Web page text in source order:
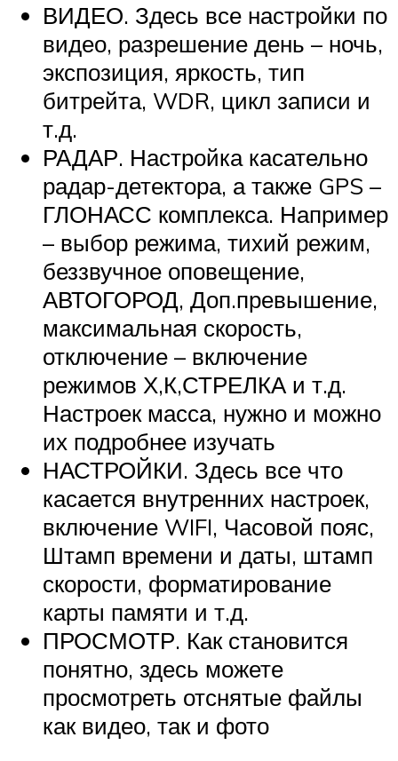
ВИДЕО. Здесь все настройки по
видео, разрешение день – ночь,
экспозиция, яркость, тип
битрейта, WDR, цикл записи и
т.д.
РАДАР. Настройка касательно
радар-детектора, а также GPS –
ГЛОНАСС комплекса. Например
– выбор режима, тихий режим,
беззвучное оповещение,
АВТОГОРОД, Доп.превышение,
максимальная скорость,
отключение – включение
режимов Х,К,СТРЕЛКА и т.д.
Настроек масса, нужно и можно
их подробнее изучать
НАСТРОЙКИ. Здесь все что
касается внутренних настроек,
включение WIFI, Часовой пояс,
Штамп времени и даты, штамп
скорости, форматирование
карты памяти и т.д.
ПРОСМОТР. Как становится
понятно, здесь можете
просмотреть отснятые файлы
как видео, так и фото